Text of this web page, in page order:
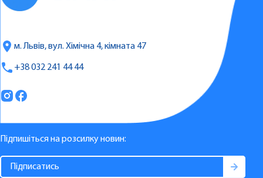
м. Львів, вул. Хімічна 4, кімната 47
+38 032 241 44 44
Підпишіться на розсилку новин: